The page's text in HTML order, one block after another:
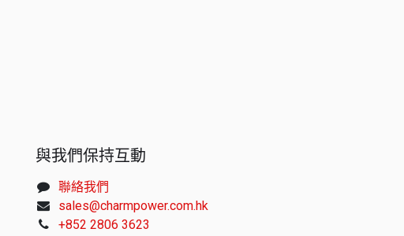
與我們保持互動
聯絡我們
sales@charmpower.com.hk
+852 2806 3623